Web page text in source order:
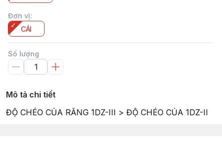
Đơn vị:
CÁI
Số lượng
Mô tả chi tiết
ĐỘ CHÉO CỦA RĂNG 1DZ-III > ĐỘ CHÉO CỦA 1DZ-II